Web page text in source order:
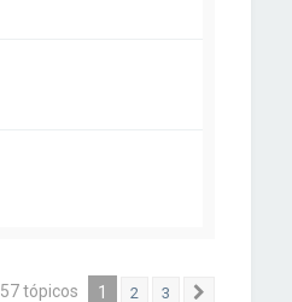
57 tópicos 1 2 3